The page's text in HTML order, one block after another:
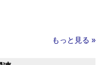
もっと見る »